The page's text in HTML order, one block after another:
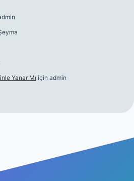
Yanar Mı için admin